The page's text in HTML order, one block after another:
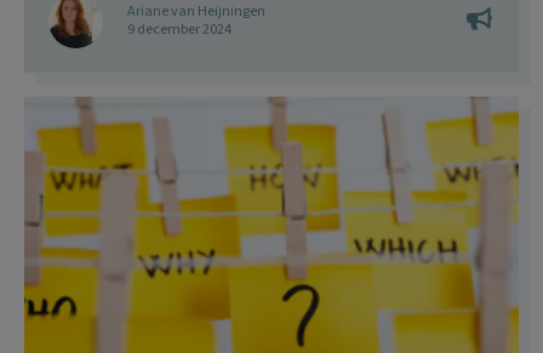
Ariane van Heijningen
9 december 2024